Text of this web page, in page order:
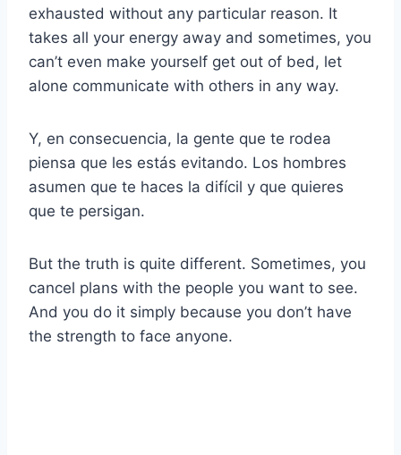
exhausted without any particular reason. It
takes all your energy away and sometimes, you
can’t even make yourself get out of bed, let
alone communicate with others in any way.
Y, en consecuencia, la gente que te rodea
piensa que les estás evitando. Los hombres
asumen que te haces la difícil y que quieres
que te persigan.
But the truth is quite different. Sometimes, you
cancel plans with the people you want to see.
And you do it simply because you don’t have
the strength to face anyone.